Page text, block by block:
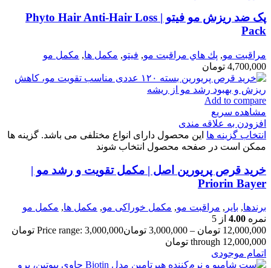
پک ضد ریزش مو فیتو | Phyto Hair Anti-Hair Loss
Pack
مراقبت مو, پك هاي مراقبت مو, فيتو, مكمل ها, مکمل مو
4,700,000 تومان
Add to compare
مشاهده سریع
افزودن به علاقه مندی
انتخاب گزینه ها این محصول دارای انواع مختلفی می باشد. گزینه ها
ممکن است در صفحه محصول انتخاب شوند
خرید قرص پریورین اصل | مکمل تقویت و رشد مو |
Priorin Bayer
برندها, بایر , مراقبت مو, مكمل خوراكی مو, مكمل ها, مکمل مو
نمره 4.00 از 5
12,000,000 تومان –
3,000,000 تومان
Price range: 3,000,000 تومان
through 12,000,000 تومان
اتمام موجودی